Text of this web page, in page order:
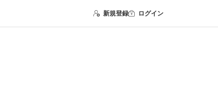
新規登録 ログイン